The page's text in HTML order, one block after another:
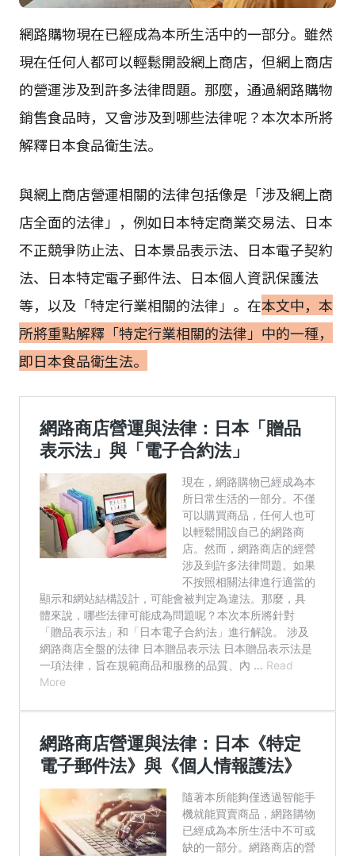
網路購物現在已經成為本所生活中的一部分。雖然
現在任何人都可以輕鬆開設網上商店，但網上商店
的營運涉及到許多法律問題。那麼，通過網路購物
銷售食品時，又會涉及到哪些法律呢？本次本所將
解釋日本食品衛生法。
與網上商店營運相關的法律包括像是「涉及網上商
店全面的法律」，例如日本特定商業交易法、日本
不正競爭防止法、日本景品表示法、日本電子契約
法、日本特定電子郵件法、日本個人資訊保護法
等，以及「特定行業相關的法律」。在本文中，本
所將重點解釋「特定行業相關的法律」中的一種，
即日本食品衛生法。